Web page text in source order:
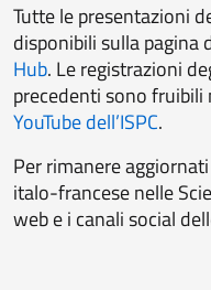
Tutte le presentazioni
disponibili sulla pagina
Hub. Le registrazioni
precedenti sono fruibili
YouTube dell’ISPC.
Per rimanere
italo-francese nelle
web e i canali social